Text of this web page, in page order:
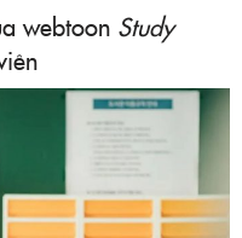
webtoon Study